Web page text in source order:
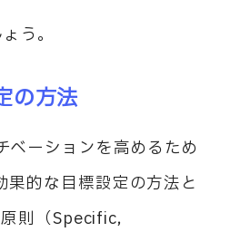
う。
の方法
ベーションを高めるため
果的な目標設定の方法と
則（Specific,